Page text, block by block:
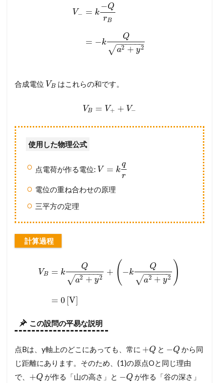
V− = k
−Q
rB
= −k
Q
a2 + y2
− −
−−−−
√
合成電位 VB はこれらの和です。
VB = V+ + V−
使用した物理公式
点電荷が作る電位: V = k
q
r
電位の重ね合わせの原理
三平方の定理
計算過程
VB = k
Q
a2 + y2
− −
−−−−
√
+ ( −k
Q
a2 + y2
− −
−−−−
√ )
= 0 [V]
この設問の平易な説明
点Bは、y軸上のどこにあっても、常に +Q と −Qから同
じ距離にあります。そのため、(1)の原点Oと同じ理由
で、 +Q が作る「山の高さ」と −Q が作る「谷の深さ」